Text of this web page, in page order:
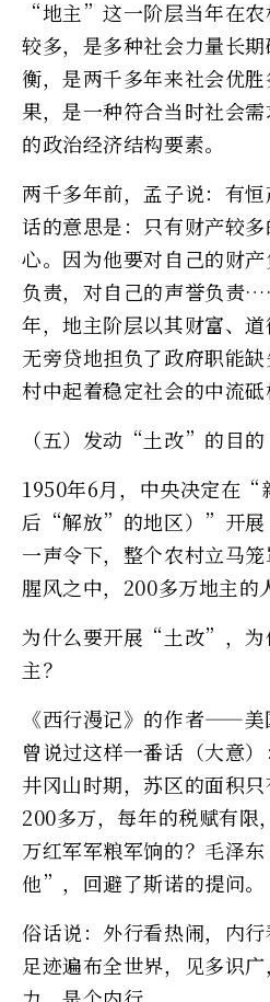
“地主”这一阶层当年在
较多，是多种社会力量长
衡，是两千多年来社会优
果，是一种符合当时社会
的政治经济结构要素。
两千多年前，孟子说：有
话的意思是：只有财产较
心。因为他要对自己的财
负责，对自己的声誉负责
年，地主阶层以其财富、
无旁贷地担负了政府职能
村中起着稳定社会的中流砥
（五）发动“土改”的目的
1950年6月，中央决定在“
后“解放”的地区）”开展
一声令下，整个农村立马
腥风之中，200多万地主的
为什么要开展“土改”，为
主？
《西行漫记》的作者——美
曾说过这样一番话（大意）
井冈山时期，苏区的面积
200多万，每年的税赋有限
万红军军粮军饷的？毛泽
他”，回避了斯诺的提问。
俗话说：外行看热闹，内
足迹遍布全世界，见多识